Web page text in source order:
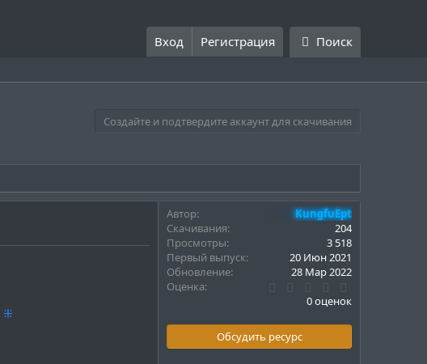
Вход Регистрация Поиск
Создайте и подтвердите аккаунт для скачивания
⁜
Автор
KungfuEpt
Скачивания
204
Просмотры
3 518
Первый выпуск
20 Июн 2021
Обновление
28 Мар 2022
Оценка
0
0
в
0 оценок
Обсудить ресурс